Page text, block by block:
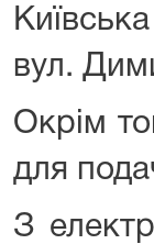
вул.
Окрім
для
З